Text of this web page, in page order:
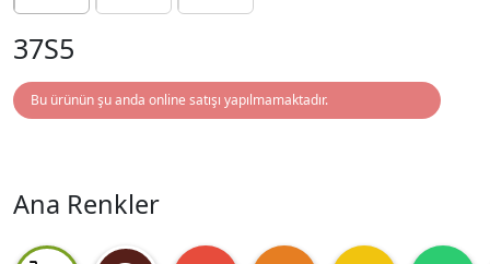
37S5
Bu ürünün şu anda online satışı yapılmamaktadır.
Ana Renkler